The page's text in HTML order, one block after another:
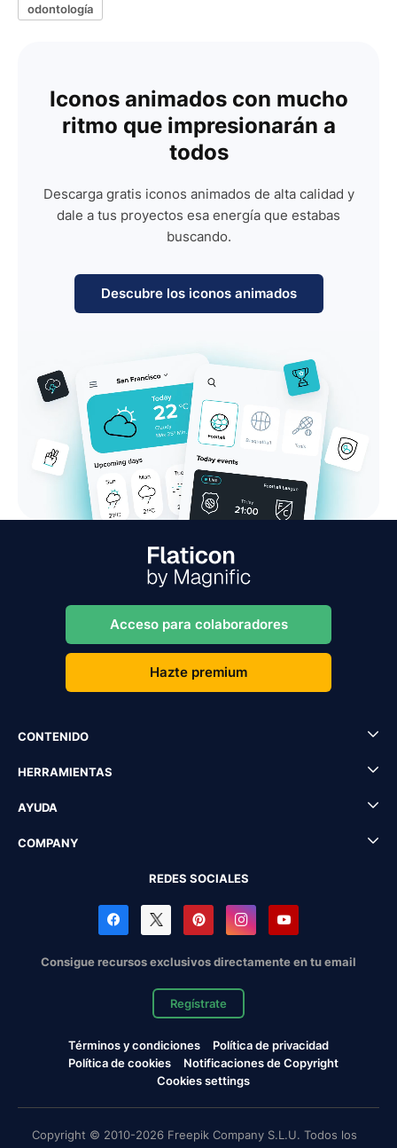
odontología
Iconos animados con mucho
ritmo que impresionarán a
todos
Descarga gratis iconos animados de alta calidad y
dale a tus proyectos esa energía que estabas
buscando.
Descubre los iconos animados
Acceso para colaboradores
Hazte premium
CONTENIDO
HERRAMIENTAS
AYUDA
COMPANY
REDES SOCIALES
Consigue recursos exclusivos directamente en tu email
Regístrate
Términos y condiciones
Política de privacidad
Política de cookies
Notificaciones de Copyright
Cookies settings
Copyright © 2010-2026 Freepik Company S.L.U. Todos los